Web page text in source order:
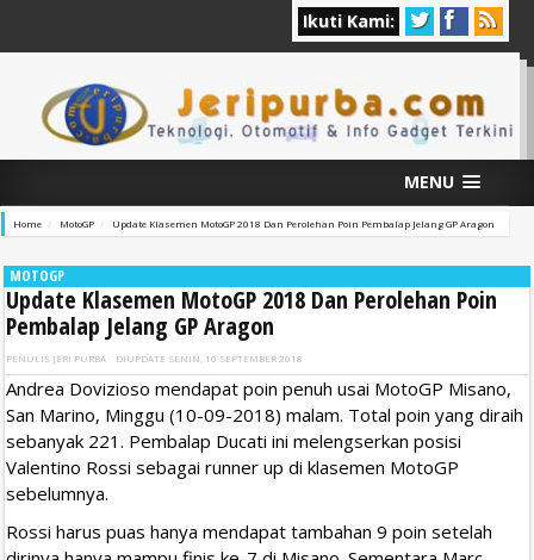
Ikuti Kami:
MENU
Home MotoGP Update Klasemen MotoGP 2018 Dan Perolehan Poin Pembalap Jelang GP Aragon
MOTOGP
Update Klasemen MotoGP 2018 Dan Perolehan Poin
Pembalap Jelang GP Aragon
PENULIS JERI PURBA DIUPDATE SENIN, 10 SEPTEMBER 2018
Andrea Dovizioso mendapat poin penuh usai MotoGP Misano,
San Marino, Minggu (10-09-2018) malam. Total poin yang diraih
sebanyak 221. Pembalap Ducati ini melengserkan posisi
Valentino Rossi sebagai runner up di klasemen MotoGP
sebelumnya.
Rossi harus puas hanya mendapat tambahan 9 poin setelah